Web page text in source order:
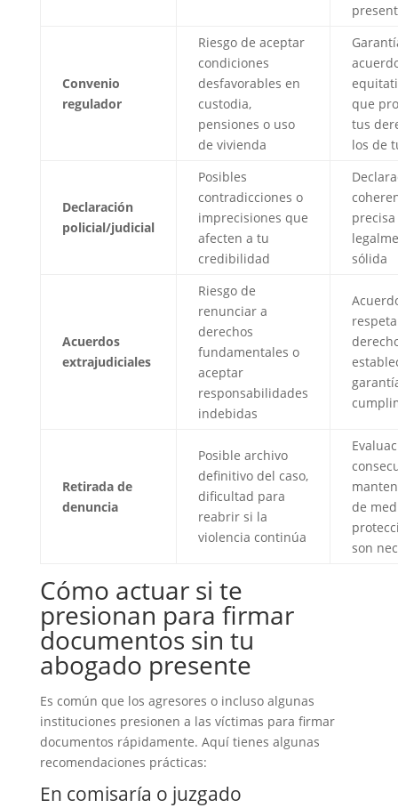
Convenio
regulador
Riesgo de aceptar
condiciones
desfavorables en
custodia,
pensiones o uso
de vivienda
que
tus
los de
Declaración
policial/judicial
Posibles
contradicciones o
imprecisiones que
afecten a tu
credibilidad
precisa
sólida
Acuerdos
extrajudiciales
Riesgo de
renunciar a
derechos
fundamentales o
aceptar
responsabilidades
indebidas
Retirada de
denuncia
Posible archivo
definitivo del caso,
dificultad para
reabrir si la
violencia continúa
de
son
Cómo actuar si te
presionan para firmar
documentos sin tu
abogado presente
Es común que los agresores o incluso algunas
instituciones presionen a las víctimas para firmar
documentos rápidamente. Aquí tienes algunas
recomendaciones prácticas:
En comisaría o juzgado